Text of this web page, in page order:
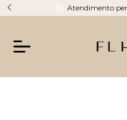
Atendimento